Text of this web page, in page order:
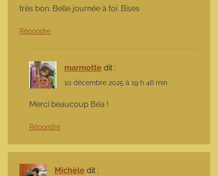
très bon. Belle journée à toi. Bises
Répondre
marmotte dit :
10 décembre 2025 à 19 h 46 min
Merci beaucoup Béa !
Répondre
Michèle dit :